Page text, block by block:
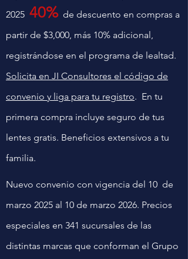
2025 40% de descuento en compras a
partir de $3,000, más 10% adicional,
registrándose en el programa de lealtad.
Solicita en JI Consultores el código de
convenio y liga para tu registro. En tu
primera compra incluye seguro de tus
lentes gratis. Beneficios extensivos a tu
familia.
Nuevo convenio con vigencia del 10 de
marzo 2025 al 10 de marzo 2026. Precios
especiales en 341 sucursales de las
distintas marcas que conforman el Grupo